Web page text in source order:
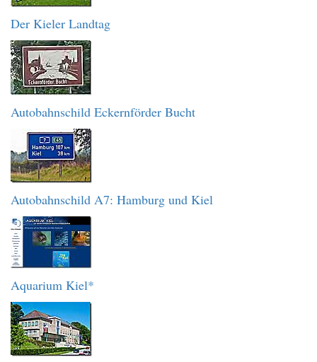
Der Kieler Landtag
Autobahnschild Eckernförder Bucht
Autobahnschild A7: Hamburg und Kiel
Aquarium Kiel*